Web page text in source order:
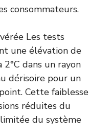
consommateurs.
Les tests
une élévation de
dans un rayon
dérisoire pour un
Cette faiblesse
réduites du
du système